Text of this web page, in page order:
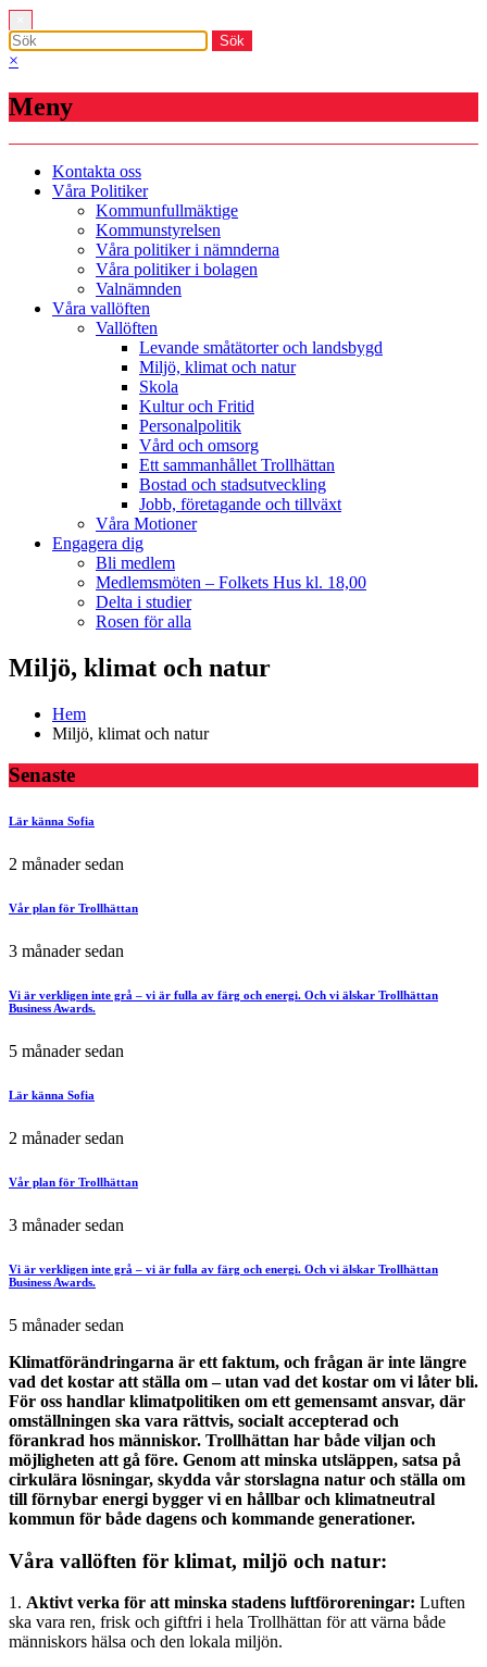
×
Meny
Kontakta oss
Våra Politiker
Kommunfullmäktige
Kommunstyrelsen
Våra politiker i nämnderna
Våra politiker i bolagen
Valnämnden
Våra vallöften
Vallöften
Levande småtätorter och landsbygd
Miljö, klimat och natur
Skola
Kultur och Fritid
Personalpolitik
Vård och omsorg
Ett sammanhållet Trollhättan
Bostad och stadsutveckling
Jobb, företagande och tillväxt
Våra Motioner
Engagera dig
Bli medlem
Medlemsmöten – Folkets Hus kl. 18,00
Delta i studier
Rosen för alla
Miljö, klimat och natur
Hem
Miljö, klimat och natur
Senaste
Lär känna Sofia
2 månader sedan
Vår plan för Trollhättan
3 månader sedan
Vi är verkligen inte grå – vi är fulla av färg och energi. Och vi älskar Trollhättan
Business Awards.
5 månader sedan
Lär känna Sofia
2 månader sedan
Vår plan för Trollhättan
3 månader sedan
Vi är verkligen inte grå – vi är fulla av färg och energi. Och vi älskar Trollhättan
Business Awards.
5 månader sedan
Klimatförändringarna är ett faktum, och frågan är inte längre
vad det kostar att ställa om – utan vad det kostar om vi låter bli.
För oss handlar klimatpolitiken om ett gemensamt ansvar, där
omställningen ska vara rättvis, socialt accepterad och
förankrad hos människor. Trollhättan har både viljan och
möjligheten att gå före. Genom att minska utsläppen, satsa på
cirkulära lösningar, skydda vår storslagna natur och ställa om
till förnybar energi bygger vi en hållbar och klimatneutral
kommun för både dagens och kommande generationer.
Våra vallöften för klimat, miljö och natur:
1. Aktivt verka för att minska stadens luftföroreningar: Luften
ska vara ren, frisk och giftfri i hela Trollhättan för att värna både
människors hälsa och den lokala miljön.